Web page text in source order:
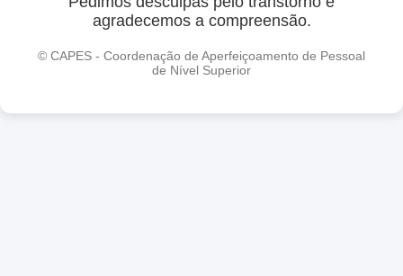
agradecemos a compreensão.
© CAPES - Coordenação de Aperfeiçoamento de Pessoal
de Nível Superior